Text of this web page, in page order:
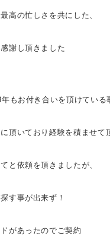
高の忙しさを共にした、
謝し頂きました
もお付き合いを頂けている
頂いており経験を積ませて
と依頼を頂きましたが、
す事が出来ず！
があったのでご契約